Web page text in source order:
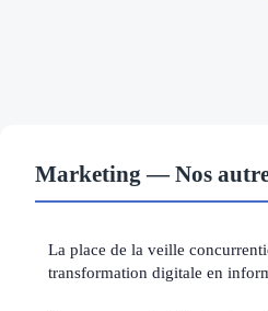
Marketing — Nos
La place de la veille
transformation digitale en